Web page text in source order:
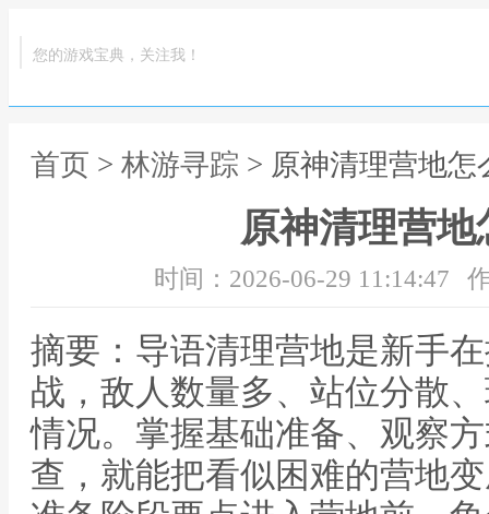
您的游戏宝典，关注我！
首页 > 林游寻踪 > 原神清理营地怎
原神清理营
时间：2026-06-29 11:14:47
摘要：导语清理营地是新手
战，敌人数量多、站位分散
情况。掌握基础准备、观察
查，就能把看似困难的营地